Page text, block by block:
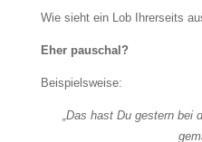
Wie sieht ein Lob Ihrerseits
Eher pauschal?
Beispielsweise:
„Das hast Du gestern bei